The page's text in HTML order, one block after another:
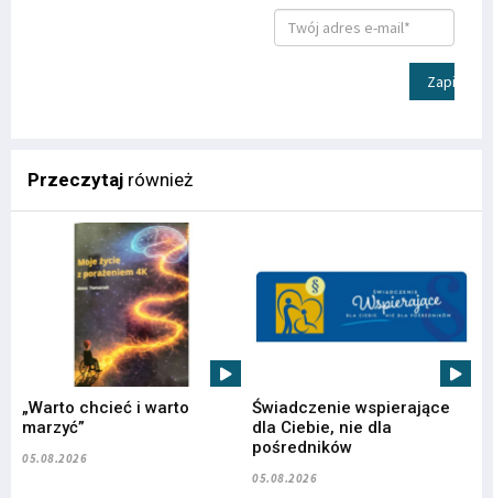
Zapisz
Przeczytaj również
„Warto chcieć i warto
marzyć”
05.08.2026
Świadczenie wspierające
dla Ciebie, nie dla
pośredników
05.08.2026